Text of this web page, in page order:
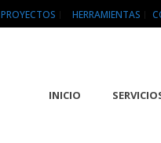
PROYECTOS HERRAMIENTAS
INICIO